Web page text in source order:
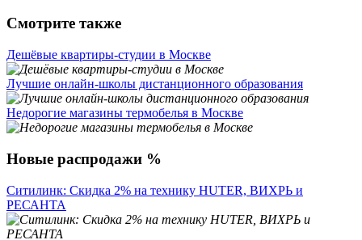
Смотрите также
Дешёвые квартиры-студии в Москве
Лучшие онлайн-школы дистанционного образования
Недорогие магазины термобелья в Москве
Новые распродажи %
Ситилинк: Скидка 2% на технику HUTER, ВИХРЬ и
РЕСАНТА